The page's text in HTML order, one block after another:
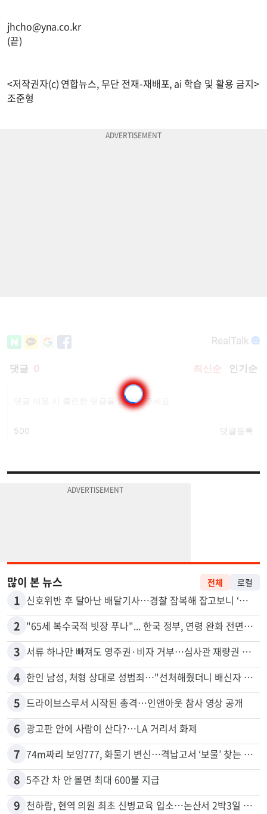
jhcho@yna.co.kr
(끝)
<저작권자(c) 연합뉴스, 무단 전재-재배포, ai 학습 및 활용 금지>
조준형
많이 본 뉴스 전체 로컬
1 신호위반 후 달아난 배달기사…경찰 잠복해 잡고보니 ‘반전’
2 "65세 복수국적 빗장 푸나"... 한국 정부, 연령 완화 전면 추진
3 서류 하나만 빠져도 영주권·비자 거부…심사관 재량권 대폭 확대
4 한인 남성, 처형 상대로 성범죄…"선처해줬더니 배신자 취급"
5 드라이브스루서 시작된 총격…인앤아웃 참사 영상 공개
6 광고판 안에 사람이 산다?…LA 거리서 화제
7 74m짜리 보잉777, 화물기 변신…격납고서 ‘보물’ 찾는 인천공항
8 5주간 차 안 몰면 최대 600불 지급
9 천하람, 현역 의원 최초 신병교육 입소…논산서 2박3일 생활